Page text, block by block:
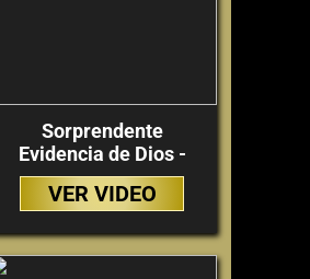
Sorprendente
Evidencia de Dios -
VER VIDEO